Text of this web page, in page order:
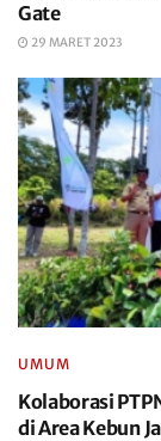
Gate
29 MARET 2023
UMUM
Kolaborasi
di Area Kebun